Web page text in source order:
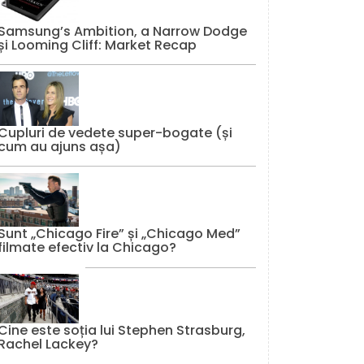
Ambition, a Narrow Dodge
Looming Cliff: Market Recap
de vedete super-bogate (și
au ajuns așa)
„Chicago Fire” și „Chicago Med”
efectiv la Chicago?
este soția lui Stephen Strasburg,
Lackey?